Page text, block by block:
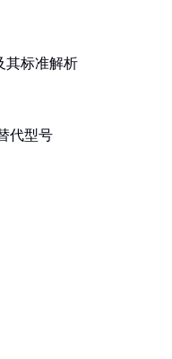
其标准解析
代型号